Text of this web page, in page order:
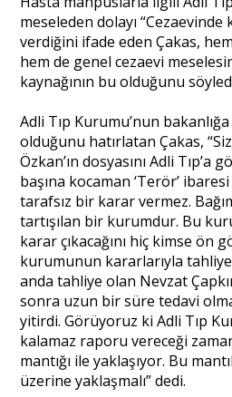
meseleden dolayı
verdiğini ifade eden Çakas,
hem de genel cezaevi
kaynağının bu olduğunu
Adli Tıp Kurumu’nun
olduğunu hatırlatan Çakas,
Özkan’ın dosyasını Adli Tıp’a
başına kocaman ‘Terör’
tarafsız bir karar vermez.
tartışılan bir kurumdur. Bu
karar çıkacağını hiç kimse ön
kurumunun kararlarıyla
anda tahliye olan Nevzat
sonra uzun bir süre tedavi
yitirdi. Görüyoruz ki Adli Tıp
kalamaz raporu vereceği
mantığı ile yaklaşıyor. Bu
üzerine yaklaşmalı” dedi.